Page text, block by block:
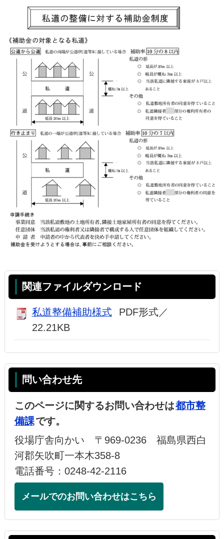
関連ファイルダウンロード
私道整備補助様式
PDF形式／
22.21KB
問い合わせ先
このページに関するお問い合わせは都市整
備課です。
役場庁舎向かい 〒969-0236 福島県西白
河郡矢吹町一本木358-8
電話番号：0248-42-2116
メールでのお問い合わせはこちら